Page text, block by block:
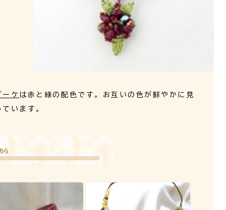
ーケ は赤と緑の配色です。お互いの色が鮮やかに見
います。